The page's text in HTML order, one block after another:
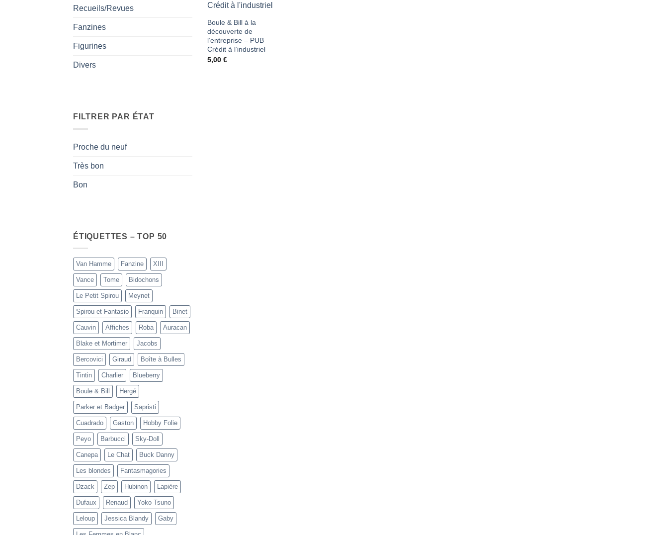
Recueils/Revues
Fanzines
Figurines
Divers
FILTRER PAR ÉTAT
Proche du neuf
Très bon
Bon
ÉTIQUETTES – TOP 50
Van Hamme Fanzine XIII
Vance Tome Bidochons
Le Petit Spirou Meynet
Spirou et Fantasio Franquin Binet
Cauvin Affiches Roba Auracan
Blake et Mortimer Jacobs
Bercovici Giraud Boîte à Bulles
Tintin Charlier Blueberry
Boule & Bill Hergé
Parker et Badger Sapristi
Cuadrado Gaston Hobby Folie
Peyo Barbucci Sky-Doll
Canepa Le Chat Buck Danny
Les blondes Fantasmagories
Dzack Zep Hubinon Lapière
Dufaux Renaud Yoko Tsuno
Leloup Jessica Blandy Gaby
à ma
liste
d'envies
Boule & Bill à la
découverte de
l’entreprise – PUB
Crédit à l’industriel
5,00 €